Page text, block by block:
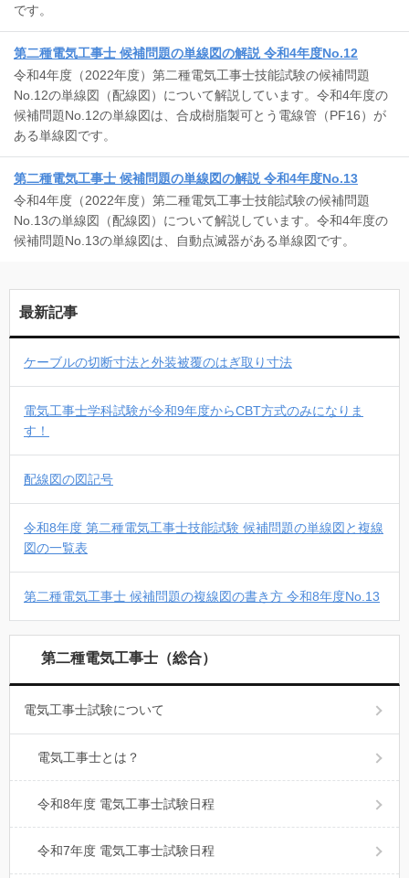
です。
第二種電気工事士 候補問題の単線図の解説 令和4年度No.12
令和4年度（2022年度）第二種電気工事士技能試験の候補問題
No.12の単線図（配線図）について解説しています。令和4年度の
候補問題No.12の単線図は、合成樹脂製可とう電線管（PF16）が
ある単線図です。
第二種電気工事士 候補問題の単線図の解説 令和4年度No.13
令和4年度（2022年度）第二種電気工事士技能試験の候補問題
No.13の単線図（配線図）について解説しています。令和4年度の
候補問題No.13の単線図は、自動点滅器がある単線図です。
最新記事
ケーブルの切断寸法と外装被覆のはぎ取り寸法
電気工事士学科試験が令和9年度からCBT方式のみになりま
す！
配線図の図記号
令和8年度 第二種電気工事士技能試験 候補問題の単線図と複線
図の一覧表
第二種電気工事士 候補問題の複線図の書き方 令和8年度No.13
第二種電気工事士（総合）
電気工事士試験について
電気工事士とは？
令和8年度 電気工事士試験日程
令和7年度 電気工事士試験日程